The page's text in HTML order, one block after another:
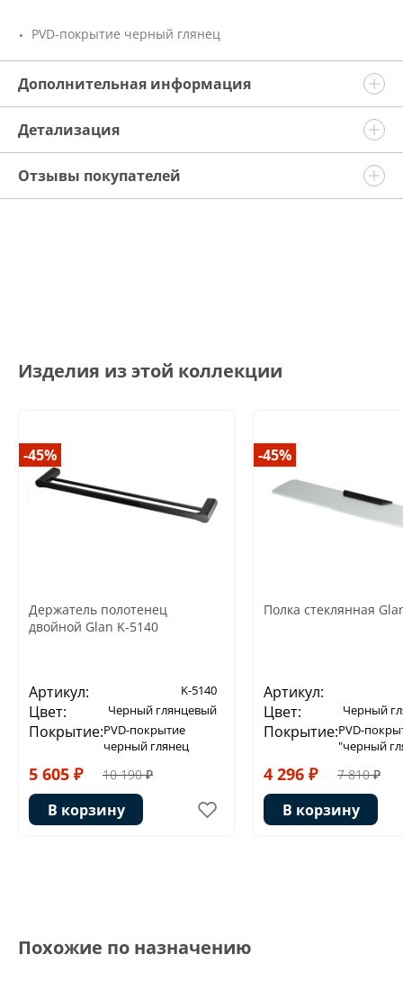
PVD-покрытие черный глянец
Дополнительная информация
Детализация
Отзывы покупателей
Изделия из этой коллекции
-45%
Держатель полотенец
двойной Glan K-5140
Артикул: K-5140
Цвет: Черный глянцевый
Покрытие:PVD-покрытие
черный глянец
5 605 ₽ 10 190 ₽
В корзину
-45%
Полка стеклянная
Артикул:
Цвет:
Черный
Покрытие:PVD-
"черный
4 296 ₽ 7 810 ₽
В корзину
Похожие по назначению